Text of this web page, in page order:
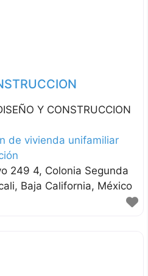
Y CONSTRUCCION
de vivienda unifamiliar
249 4, Colonia Segunda
Baja California México